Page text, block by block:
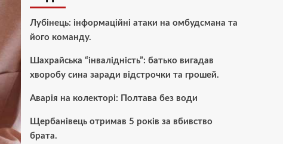
Лубінець: інформаційні атаки на омбудсмана та
його команду.
Шахрайська “інвалідність”: батько вигадав
хворобу сина заради відстрочки та грошей.
Аварія на колекторі: Полтава без води
Щербанівець отримав 5 років за вбивство
брата.